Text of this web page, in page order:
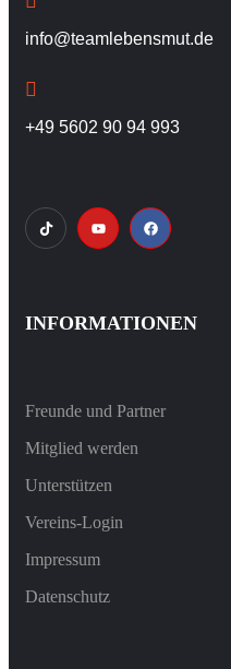
info@teamlebensmut.de
+49 5602 90 94 993
INFORMATIONEN
Freunde und Partner
Mitglied werden
Unterstützen
Vereins-Login
Impressum
Datenschutz